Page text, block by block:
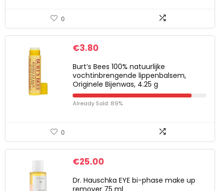
0
€3.80
Burt’s Bees 100% natuurlijke
vochtinbrengende lippenbalsem,
Originele Bijenwas, 4.25 g
Already Sold: 89%
0
€25.00
Dr. Hauschka EYE bi-phase make up
remover 75 ml